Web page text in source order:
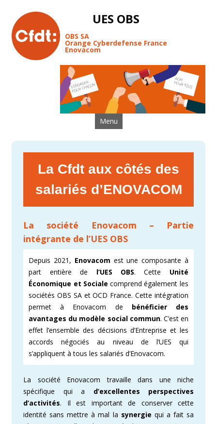
UES OBS
OBS SA
Orange Cyberdefense France
Enovacom
Menu Aller au contenu
La Cfdt aux côtés des
salariés d’ENOVACOM
La société Enovacom – Partie
intégrante de l’UES OBS
Depuis 2021, Enovacom est une composante à
part entière de l’UES OBS. Cette Unité
Économique et Socialecomprend également les
sociétés OBS SA et OCD France. Cette intégration
permet à Enovacom de bénéficier des
avantages du modèle social commun. C’est en
effet l’ensemble des décisions d’Entreprise et les
accords négociés au niveau de l’UES qui
s’appliquent à tous les salariés d’Enovacom.
La société Enovacom travaille dans une niche
spécifique qui a d’excellentes perspectives
d’activités. Il est important de conserver cette
identité sans mettre à mal la synergie qui a fait sa